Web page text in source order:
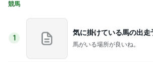
競馬
1
気に掛けている馬の出走
馬がいる場所が良いね。